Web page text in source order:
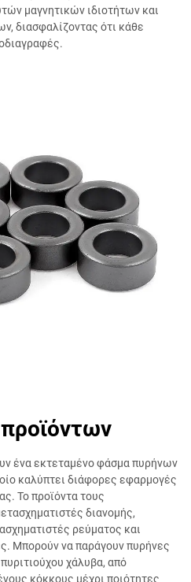
μαγνητικών ιδιοτήτων και
διασφαλίζοντας ότι κάθε
ένα εκτεταμένο φάσμα πυρήνων
καλύπτει διάφορες εφαρμογές
Το προϊόντα τους
διανομής,
ρεύματος και
Μπορούν να παράγουν πυρήνες
χάλυβα, από
κόκκους μέχρι ποιότητες